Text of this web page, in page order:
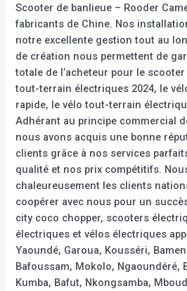
Scooter de banlieue – Rooder
fabricants de Chine. Nos
notre excellente gestion tout au
de création nous permettent de
totale de l’acheteur pour le
tout-terrain électriques 2024, le
rapide, le vélo tout-terrain
Adhérant au principe commercial
nous avons acquis une bonne
clients grâce à nos services
qualité et nos prix compétitifs.
chaleureusement les clients
coopérer avec nous pour un
city coco chopper, scooters
électriques et vélos électriques
Yaoundé, Garoua, Kousséri,
Bafoussam, Mokolo, Ngaoundéré,
Kumba, Bafut, Nkongsamba,